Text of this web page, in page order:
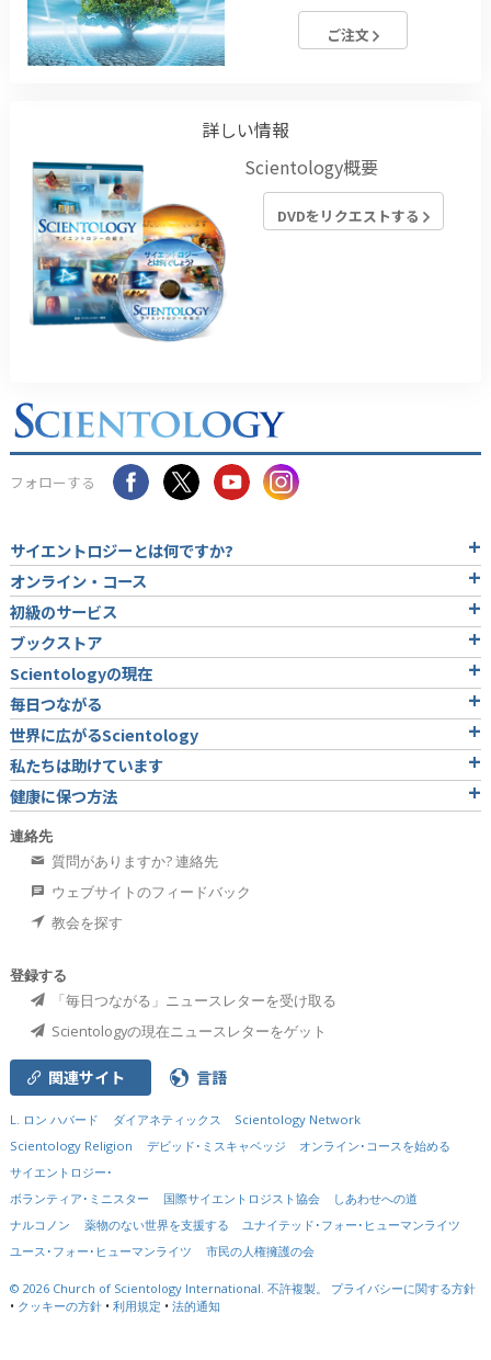
ご注文
詳しい情報
Scientology概要
DVDをリクエストする
フォローする
サイエントロジーとは何ですか?
オンライン・コース
初級のサービス
ブックストア
Scientologyの現在
毎日つながる
世界に広がるScientology
私たちは助けています
健康に保つ方法
連絡先
質問がありますか? 連絡先
ウェブサイトのフィードバック
教会を探す
登録する
「毎日つながる」ニュースレターを受け取る
Scientologyの現在ニュースレターをゲット
関連サイト 言語
L. ロン ハバード ダイアネティックス
Scientology Network
Scientology Religion
デビッド･ミスキャベッジ
オンライン･コースを始める
サイエントロジー･
ボランティア･ミニスター
国際サイエントロジスト協会
しあわせへの道
ナルコノン
薬物のない世界を支援する
ユナイテッド･フォー･ヒューマンライツ
ユース･フォー･ヒューマンライツ
市民の人権擁護の会
© 2026 Church of Scientology International. 不許複製。 プライバシーに関する方針
• クッキーの方針 • 利用規定 • 法的通知